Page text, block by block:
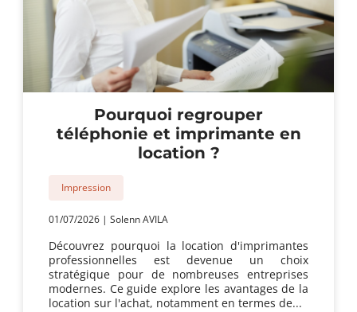
Pourquoi regrouper
téléphonie et imprimante en
location ?
Impression
01/07/2026 | Solenn AVILA
Découvrez pourquoi la location d'imprimantes
professionnelles est devenue un choix
stratégique pour de nombreuses entreprises
modernes. Ce guide explore les avantages de la
location sur l'achat, notamment en termes de...